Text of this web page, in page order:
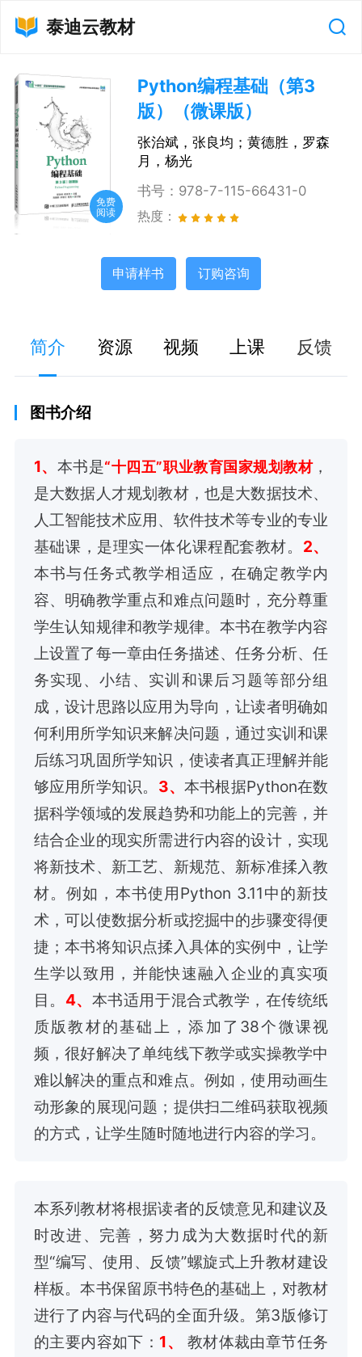
泰迪云教材
免费
阅读
Python编程基础（第3
版）（微课版）
张治斌，张良均；黄德胜，罗森
月，杨光
书号： 978-7-115-66431-0
热度：
申请样书 订购咨询
简介 资源 视频 上课 反馈
图书介绍
1、 本书是“十四五”职业教育国家规划教材，
是大数据人才规划教材，也是大数据技术、
人工智能技术应用、软件技术等专业的专业
基础课，是理实一体化课程配套教材。 2、
本书与任务式教学相适应，在确定教学内
容、明确教学重点和难点问题时，充分尊重
学生认知规律和教学规律。本书在教学内容
上设置了每一章由任务描述、任务分析、任
务实现、小结、实训和课后习题等部分组
成，设计思路以应用为导向，让读者明确如
何利用所学知识来解决问题，通过实训和课
后练习巩固所学知识，使读者真正理解并能
够应用所学知识。 3、 本书根据Python在数
据科学领域的发展趋势和功能上的完善，并
结合企业的现实所需进行内容的设计，实现
将新技术、新工艺、新规范、新标准揉入教
材。例如，本书使用Python 3.11中的新技
术，可以使数据分析或挖掘中的步骤变得便
捷；本书将知识点揉入具体的实例中，让学
生学以致用，并能快速融入企业的真实项
目。 4、 本书适用于混合式教学，在传统纸
质版教材的基础上，添加了38个微课视
频，很好解决了单纯线下教学或实操教学中
难以解决的重点和难点。例如，使用动画生
动形象的展现问题；提供扫二维码获取视频
的方式，让学生随时随地进行内容的学习。
本系列教材将根据读者的反馈意见和建议及
时改进、完善，努力成为大数据时代的新
型“编写、使用、反馈”螺旋式上升教材建设
样板。本书保留原书特色的基础上，对教材
进行了内容与代码的全面升级。第3版修订
的主要内容如下： 1、
教材体裁由章节任务